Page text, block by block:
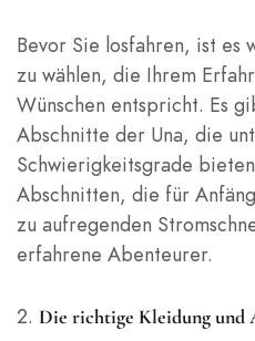
Bevor Sie losfahren, ist es
zu wählen, die Ihrem
Wünschen entspricht. Es
Abschnitte der Una, die
Schwierigkeitsgrade
Abschnitten, die für
zu aufregenden
erfahrene Abenteurer.
Die richtige Kleidung und